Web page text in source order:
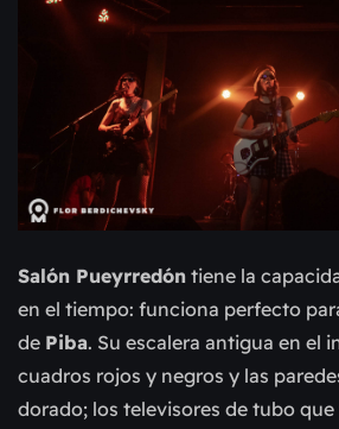
Salón Pueyrredón tiene la
en el tiempo: funciona perfecto
de Piba. Su escalera antigua en el
cuadros rojos y negros y las
dorado; los televisores de tubo